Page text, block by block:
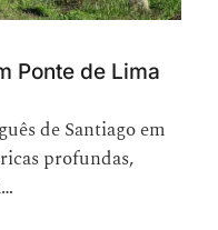
Ponte de Lima
de Santiago em
profundas,